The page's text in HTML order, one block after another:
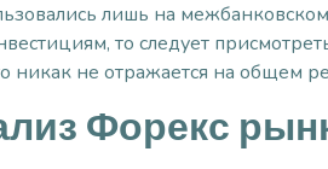
лишь на
то следует
никак не отражается на общем
Форекс